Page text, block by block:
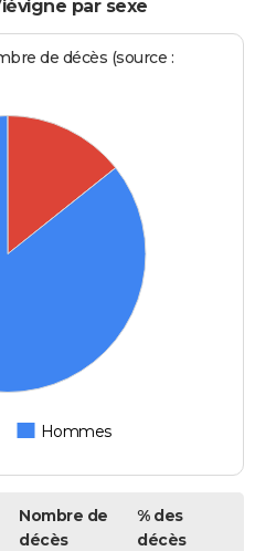
par sexe
de décès (source :
Hommes
Nombre de
décès
% des
décès